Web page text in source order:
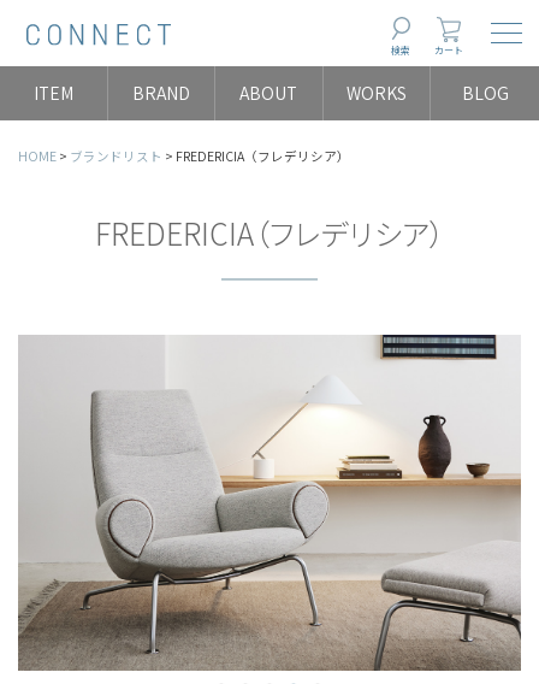
検索 カート
ITEM BRAND ABOUT WORKS BLOG
HOME ブランドリスト FREDERICIA（フレデリシア）
FREDERICIA（フレデリシア）